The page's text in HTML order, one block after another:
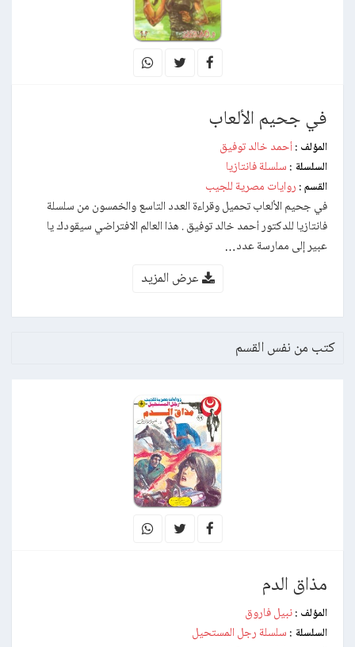
في جحيم الألعاب
المؤلف : أحمد خالد توفيق
السلسلة : سلسلة فانتازيا
القسم : روايات مصرية للجيب
في جحيم الألعاب تحميل وقراءة العدد التاسع والخمسون من سلسلة
فانتازيا للدكتور أحمد خالد توفيق . هذا العالم الافتراضي سيقودك يا
عبير إلى ممارسة عدد…
عرض المزيد
كتب من نفس القسم
مذاق الدم
المؤلف : نبيل فاروق
السلسلة : سلسلة رجل المستحيل